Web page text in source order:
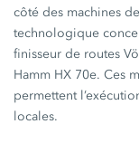
côté des machines
technologique
finisseur de routes
Hamm HX 70e. Ces
permettent
locales.